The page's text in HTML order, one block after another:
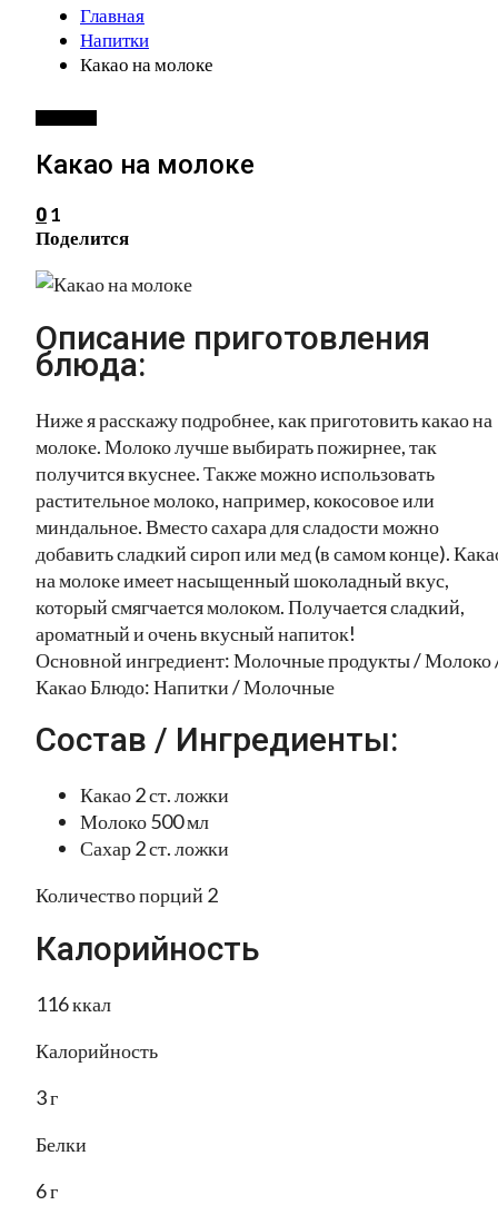
Главная
Напитки
Какао на молоке
Какао на молоке
0 1
Поделится
Описание приготовления
блюда:
Ниже я расскажу подробнее, как приготовить какао на
молоке. Молоко лучше выбирать пожирнее, так
получится вкуснее. Также можно использовать
растительное молоко, например, кокосовое или
миндальное. Вместо сахара для сладости можно
добавить сладкий сироп или мед (в самом конце).
на молоке имеет насыщенный шоколадный вкус,
который смягчается молоком. Получается сладкий,
ароматный и очень вкусный напиток!
Основной ингредиент: Молочные продукты / Молоко
Какао Блюдо: Напитки / Молочные
Состав / Ингредиенты:
Какао 2 ст. ложки
Молоко 500 мл
Сахар 2 ст. ложки
Количество порций 2
Калорийность
116 ккал
Калорийность
3 г
Белки
6 г